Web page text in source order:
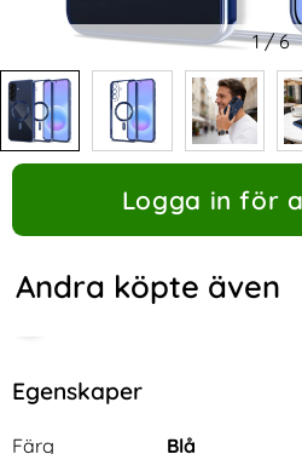
1/6
Logga in för
Andra köpte även
Egenskaper
Egenskaper/attribut för denna
Attribut
Färg
Blå